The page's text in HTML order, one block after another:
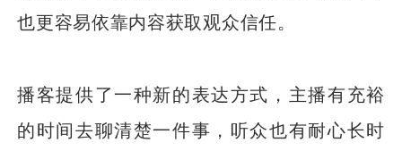
也更容易依靠内容获取观众信任。
播客提供了一种新的表达方式，主播有充裕
的时间去聊清楚一件事，听众也有耐心长时